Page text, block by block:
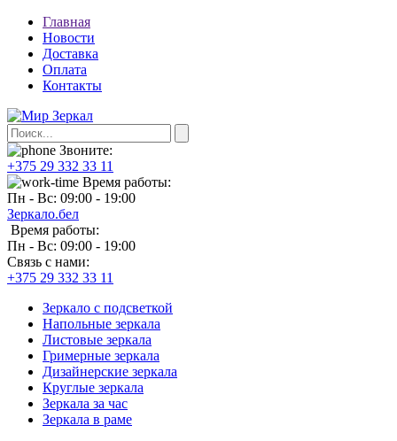
Главная
Новости
Доставка
Оплата
Контакты
Звоните:
+375 29 332 33 11
Время работы:
Пн - Вс: 09:00 - 19:00
Зеркало.бел
Время работы:
Пн - Вс: 09:00 - 19:00
Связь с нами:
+375 29 332 33 11
Зеркало с подсветкой
Напольные зеркала
Листовые зеркала
Гримерные зеркала
Дизайнерские зеркала
Круглые зеркала
Зеркала за час
Зеркала в раме